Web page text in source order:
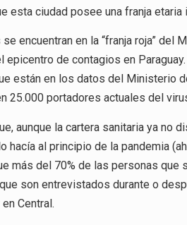
esta ciudad posee una franja
encuentran en la “franja roja” del
epicentro de contagios en
están en los datos del Ministerio
25.000 portadores actuales del
aunque la cartera sanitaria ya no
hacía al principio de la pandemia
más del 70% de las personas que
son entrevistados durante o
Central.